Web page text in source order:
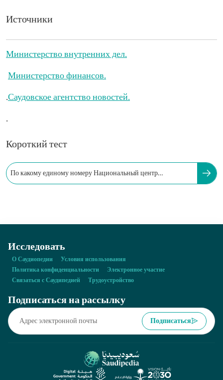
Источники
Министерство внутренних дел.
Министерство финансов.
.Саудовское агентство новостей.
.
Короткий тест
По какому единому номеру Национальный центр
Исследовать
О Саудиопедии
Условия использования
Политика конфиденциальности
Электронное участие
Связаться с Саудипедией
Трудоустройство
Подписаться на рассылку
Подписаться